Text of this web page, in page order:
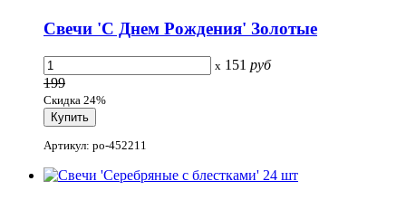
Свечи 'С Днем Рождения' Золотые
x 151 руб
199
Скидка 24%
Артикул: po-452211